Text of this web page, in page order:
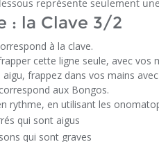
représente seulement
: la Clave 3/2
à la clave.
cette ligne seule, avec vos
frappez dans vos mains
aux Bongos.
rythme, en utilisant les
qui sont aigus
qui sont graves